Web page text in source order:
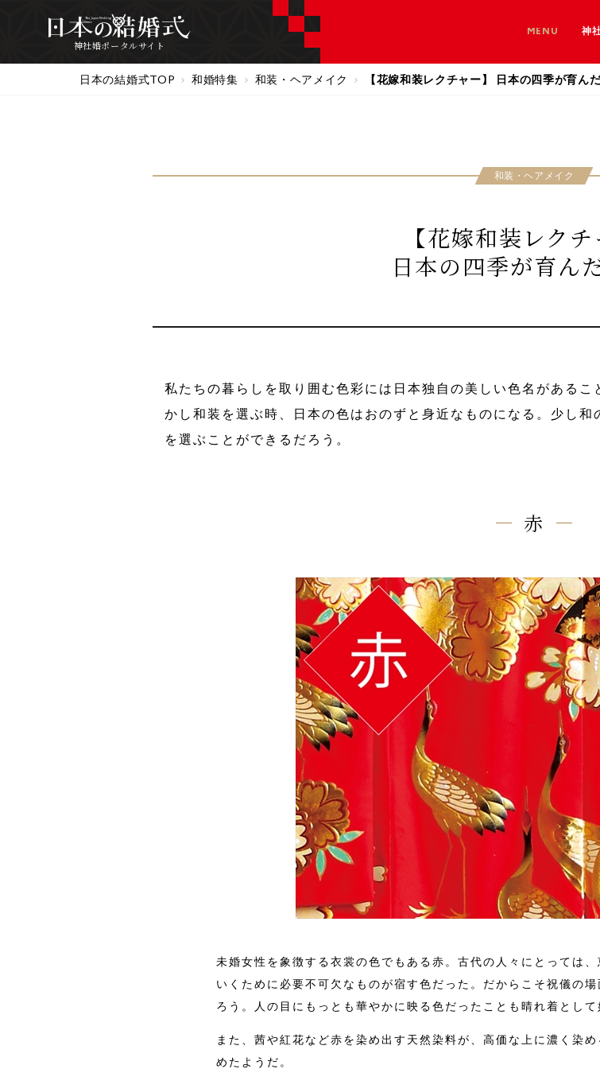
神社婚ポータルサイト
MENU 神
日本の結婚式TOP 和婚特集 和装・ヘアメイク 【花嫁和装レクチャー】 日本の四季が育ん
和装・ヘアメイク
【花嫁和装レクチ
日本の四季が育ん
私たちの暮らしを取り囲む色彩には日本独自の美しい色名がある
かし和装を選ぶ時、日本の色はおのずと身近なものになる。少し
を選ぶことができるだろう。
赤
未婚女性を象徴する衣裳の色でもある赤。古代の人々にとっては
いくために必要不可欠なものが宿す色だった。だからこそ祝儀の
ろう。人の目にもっとも華やかに映る色だったことも晴れ着として
また、茜や紅花など赤を染め出す天然染料が、高価な上に濃く染
めたようだ。